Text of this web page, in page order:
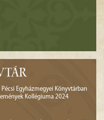
Pécsi Egyházmegyei Könyvtárban
Kollégiuma 2024